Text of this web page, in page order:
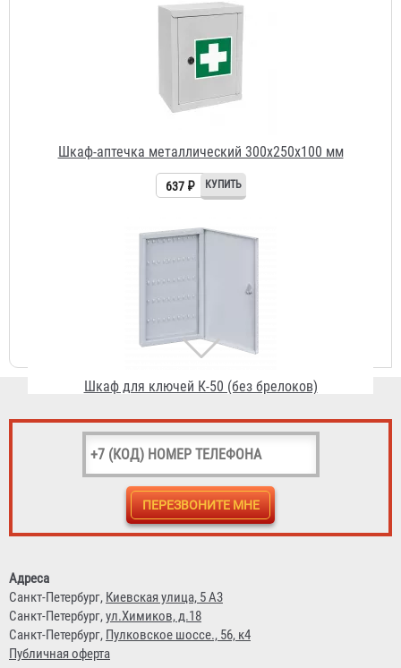
Шкаф-аптечка металлический 300х250х100 мм
Шкаф для ключей К-50 (без брелоков)
836 ₽
Адреса
Санкт-Петербург, Киевская улица, 5 А3
Санкт-Петербург,ул.Химиков, д.18
Санкт-Петербург, Пулковское шоссе., 56, к4
Публичная оферта